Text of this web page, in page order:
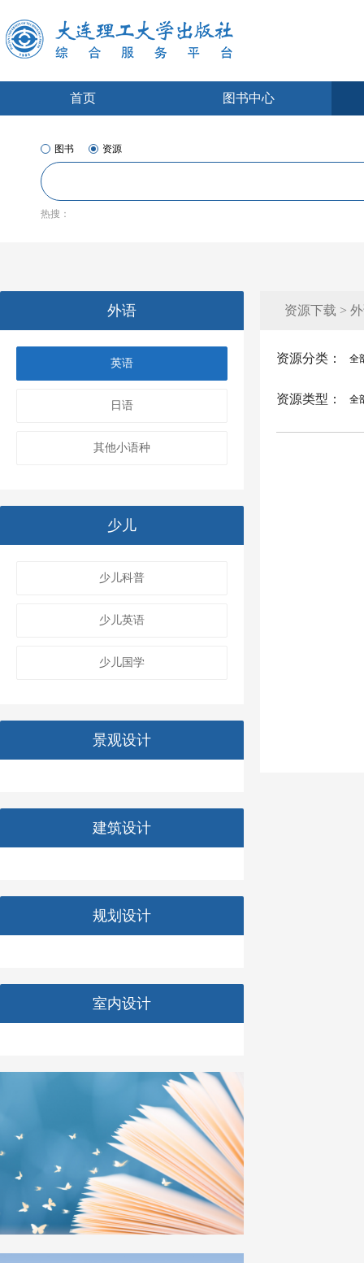
首页 图书中心
图书 资源
热搜：
外语
英语
日语
其他小语种
少儿
少儿科普
少儿英语
少儿国学
景观设计
建筑设计
规划设计
室内设计
资源下载 >
资源分类： 全
资源类型： 全